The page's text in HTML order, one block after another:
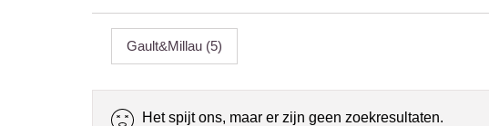
Gault&Millau (5)
Het spijt ons, maar er zijn geen zoekresultaten.